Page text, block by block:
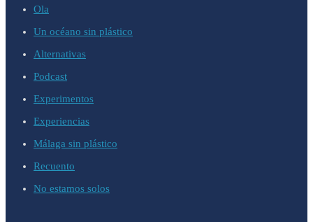
Ola
Un océano sin plástico
Alternativas
Podcast
Experimentos
Experiencias
Málaga sin plástico
Recuento
No estamos solos